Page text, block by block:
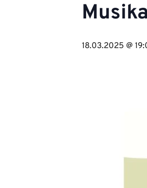
18.03.2025 @